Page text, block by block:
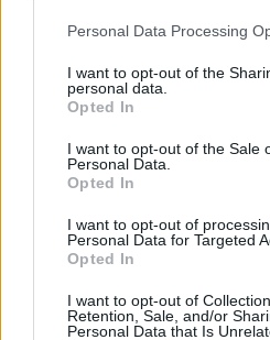
Please note that this website/app
not limited to your visit or usage
grant or deny consent to Google
use your data for below specified
consent section.
Personal Data Processing
I want to opt-out of the
personal data.
Opted In
I want to opt-out of the Sale
Personal Data.
Opted In
I want to opt-out of
Personal Data for Targeted
Opted In
I want to opt-out of
Retention, Sale, and/or
Personal Data that Is
του ΑΕΠ το 2025 και στο
λόγω των πολύ υψηλών
πλεονασμάτων. Μάλιστα, η
μείωση λόγου του χρέους
67% του ΑΕΠ που είναι με
στην ΕΕ.
πληθωρισμού